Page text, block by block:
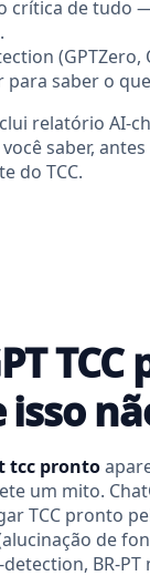
crítica de tudo
para saber o
relatório AI-
saber,
do TCC.
isso
tcc pronto
um mito.
TCC pronto
de
BR-PT